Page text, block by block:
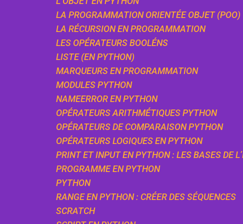
LA PROGRAMMATION ORIENTÉE OBJET (POO)
LA RÉCURSION EN PROGRAMMATION
LES OPÉRATEURS BOOLÉNS
LISTE (EN PYTHON)
MARQUEURS EN PROGRAMMATION
MODULES PYTHON
NAMEERROR EN PYTHON
OPÉRATEURS ARITHMÉTIQUES PYTHON
OPÉRATEURS DE COMPARAISON PYTHON
OPÉRATEURS LOGIQUES EN PYTHON
PRINT ET INPUT EN PYTHON : LES BASES DE
PROGRAMME EN PYTHON
PYTHON
RANGE EN PYTHON : CRÉER DES SÉQUENCES
SCRATCH